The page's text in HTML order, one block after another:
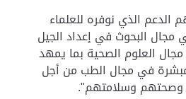
الذي نوفره للعلماء
مجال البحوث في إعداد الجيل
العلوم الصحية بما يمهد
مبشرة في مجال الطب من أجل
وصحتهم وسلامتهم".